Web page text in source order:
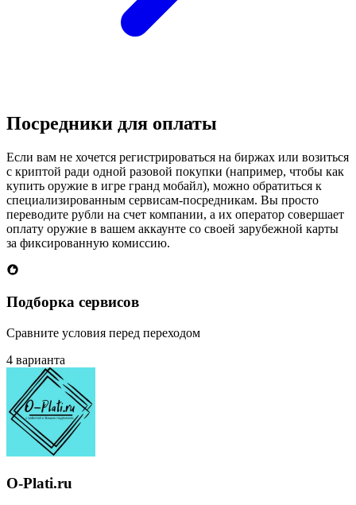
Посредники для оплаты
Если вам не хочется регистрироваться на биржах или возиться
с криптой ради одной разовой покупки (например, чтобы как
купить оружие в игре гранд мобайл), можно обратиться к
специализированным сервисам-посредникам. Вы просто
переводите рубли на счет компании, а их оператор совершает
оплату оружие в вашем аккаунте со своей зарубежной карты
за фиксированную комиссию.
Подборка сервисов
Сравните условия перед переходом
4 варианта
O-Plati.ru